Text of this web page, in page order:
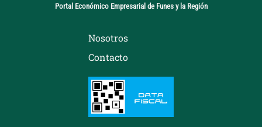
Portal Económico Empresarial de Funes y la Región
Nosotros
Contacto